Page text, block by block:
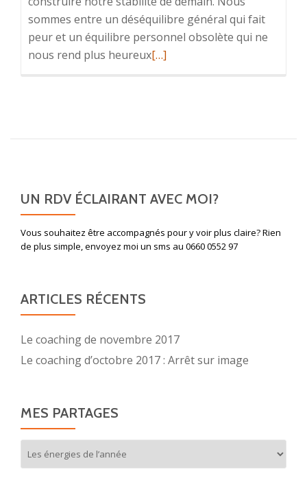
sommes entre un déséquilibre général qui fait
peur et un équilibre personnel obsolète qui ne
nous rend plus heureuxEn
et
notre
[…]
UN RDV ÉCLAIRANT AVEC MOI?
Vous souhaitez être accompagnés pour y voir plus claire? Rien
de plus simple, envoyez moi un sms au 0660 0552 97
ARTICLES RÉCENTS
Le coaching de novembre 2017
Le coaching d’octobre 2017 : Arrêt sur image
MES PARTAGES
partages